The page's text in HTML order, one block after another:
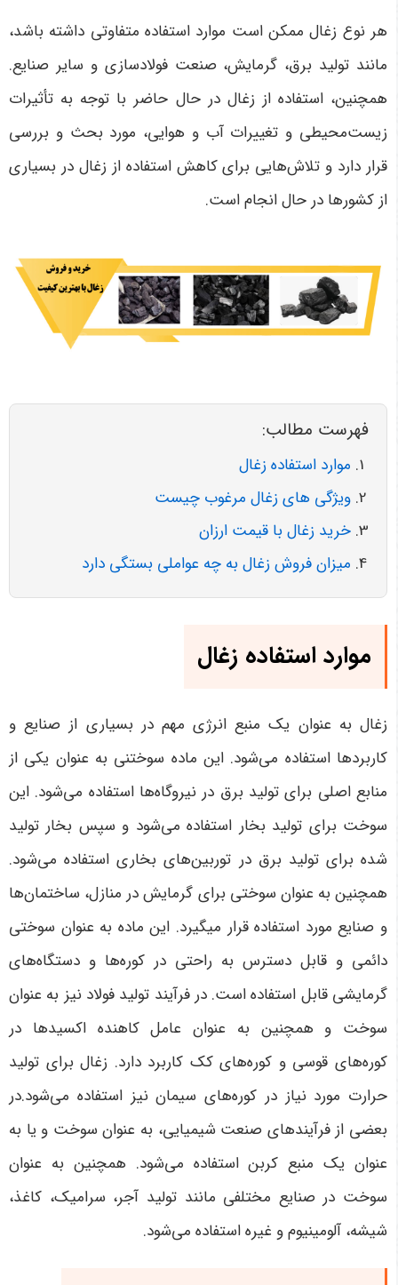
هر نوع زغال ممکن است موارد استفاده متفاوتی داشته باشد،
مانند تولید برق، گرمایش، صنعت فولادسازی و سایر صنایع.
همچنین، استفاده از زغال در حال حاضر با توجه به تأثیرات
زیست‌محیطی و تغییرات آب و هوایی، مورد بحث و بررسی
قرار دارد و تلاش‌هایی برای کاهش استفاده از زغال در بسیاری
از کشورها در حال انجام است.
فهرست مطالب:
موارد استفاده زغال
ویژگی های زغال مرغوب چیست
خرید زغال با قیمت ارزان
میزان فروش زغال به چه عواملی بستگی دارد
موارد استفاده زغال
زغال به عنوان یک منبع انرژی مهم در بسیاری از صنایع و
کاربردها استفاده می‌شود. این ماده سوختنی به عنوان یکی از
منابع اصلی برای تولید برق در نیروگاه‌ها استفاده می‌شود. این
سوخت برای تولید بخار استفاده می‌شود و سپس بخار تولید
شده برای تولید برق در توربین‌های بخاری استفاده می‌شود.
همچنین به عنوان سوختی برای گرمایش در منازل، ساختمان‌ها
و صنایع مورد استفاده قرار میگیرد. این ماده به عنوان سوختی
دائمی و قابل دسترس به راحتی در کوره‌ها و دستگاه‌های
گرمایشی قابل استفاده است. در فرآیند تولید فولاد نیز به عنوان
سوخت و همچنین به عنوان عامل کاهنده اکسیدها در
کوره‌های قوسی و کوره‌های کک کاربرد دارد. زغال برای تولید
حرارت مورد نیاز در کوره‌های سیمان نیز استفاده می‌شود.در
بعضی از فرآیندهای صنعت شیمیایی، به عنوان سوخت و یا به
عنوان یک منبع کربن استفاده می‌شود. همچنین به عنوان
سوخت در صنایع مختلفی مانند تولید آجر، سرامیک، کاغذ،
شیشه، آلومینیوم و غیره استفاده می‌شود.